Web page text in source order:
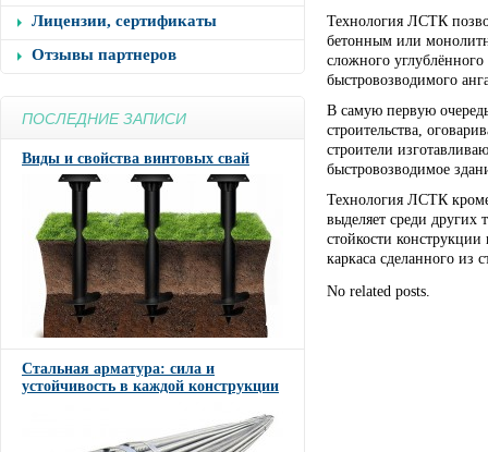
Лицензии, сертификаты
Отзывы партнеров
ПОСЛЕДНИЕ ЗАПИСИ
Виды и свойства винтовых свай
Стальная арматура: сила и
устойчивость в каждой конструкции
Технология ЛСТК
бетонным или
сложного
быстровозводимого
В самую первую очередь
строительства,
строители
быстровозводимое
Технология ЛСТК
выделяет среди других
стойкости
каркаса сделанного из
No related posts.